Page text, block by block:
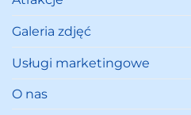
Galeria zdjęć
Usługi marketingowe
O nas